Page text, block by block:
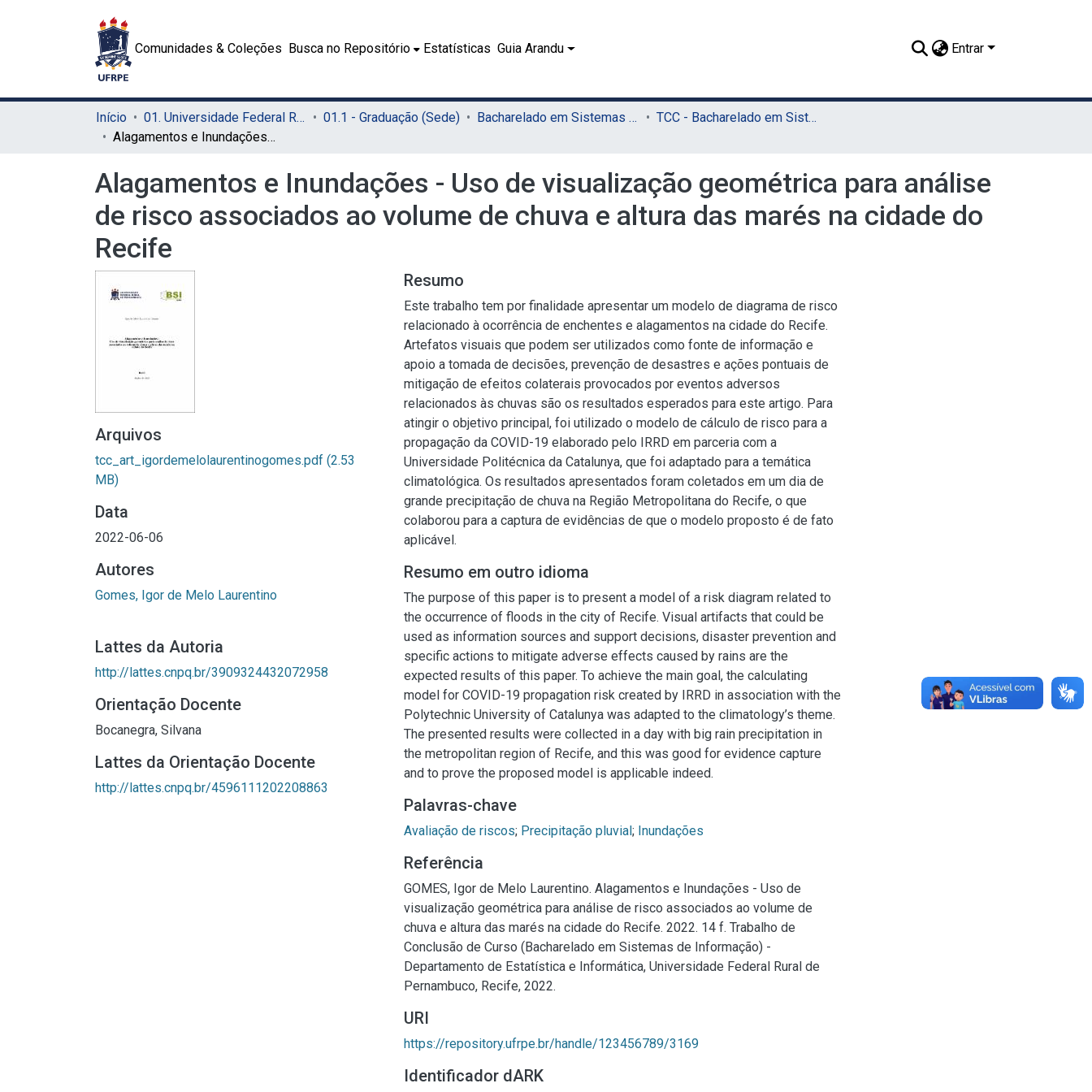
Comunidades & Coleções Busca no Repositório Estatísticas Guia Arandu Entrar
Início 01. Universidade Federal Rural de Pernambuco - UFRPE (Sede) 01.1 - Graduação (Sede) Bacharelado em Sistemas de Informação (Sede)
TCC - Bacharelado em Sistemas da Informação (Sede)
Alagamentos e Inundações - Uso de visualização geométrica para análise de risco associados ao volume de chuva e altura das marés na cidade do Recife
Alagamentos e Inundações - Uso de visualização geométrica para análise
de risco associados ao volume de chuva e altura das marés na cidade do
Recife
Arquivos
tcc_art_igordemelolaurentinogomes.pdf (2.53
MB)
Data
2022-06-06
Autores
Gomes, Igor de Melo Laurentino
Lattes da Autoria
http://lattes.cnpq.br/3909324432072958
Orientação Docente
Bocanegra, Silvana
Lattes da Orientação Docente
http://lattes.cnpq.br/4596111202208863
Resumo
Este trabalho tem por finalidade apresentar um modelo de diagrama de risco
relacionado à ocorrência de enchentes e alagamentos na cidade do Recife.
Artefatos visuais que podem ser utilizados como fonte de informação e
apoio a tomada de decisões, prevenção de desastres e ações pontuais de
mitigação de efeitos colaterais provocados por eventos adversos
relacionados às chuvas são os resultados esperados para este artigo. Para
atingir o objetivo principal, foi utilizado o modelo de cálculo de risco para a
propagação da COVID-19 elaborado pelo IRRD em parceria com a
Universidade Politécnica da Catalunya, que foi adaptado para a temática
climatológica. Os resultados apresentados foram coletados em um dia de
grande precipitação de chuva na Região Metropolitana do Recife, o que
colaborou para a captura de evidências de que o modelo proposto é de fato
aplicável.
Resumo em outro idioma
The purpose of this paper is to present a model of a risk diagram related to
the occurrence of floods in the city of Recife. Visual artifacts that could be
used as information sources and support decisions, disaster prevention and
specific actions to mitigate adverse effects caused by rains are the
expected results of this paper. To achieve the main goal, the calculating
model for COVID-19 propagation risk created by IRRD in association with the
Polytechnic University of Catalunya was adapted to the climatology’s theme.
The presented results were collected in a day with big rain precipitation in
the metropolitan region of Recife, and this was good for evidence capture
and to prove the proposed model is applicable indeed.
Palavras-chave
Avaliação de riscos; Precipitação pluvial; Inundações
Referência
GOMES, Igor de Melo Laurentino. Alagamentos e Inundações - Uso de
visualização geométrica para análise de risco associados ao volume de
chuva e altura das marés na cidade do Recife. 2022. 14 f. Trabalho de
Conclusão de Curso (Bacharelado em Sistemas de Informação) -
Departamento de Estatística e Informática, Universidade Federal Rural de
Pernambuco, Recife, 2022.
URI
https://repository.ufrpe.br/handle/123456789/3169
Identificador dARK